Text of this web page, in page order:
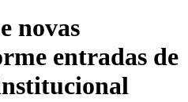
novas
entradas de